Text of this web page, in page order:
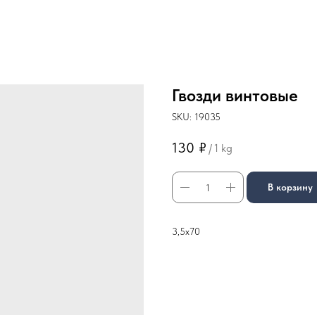
Гвозди винтовые
SKU: 19035
130 ₽ / 1 kg
В корзину
3,5х70